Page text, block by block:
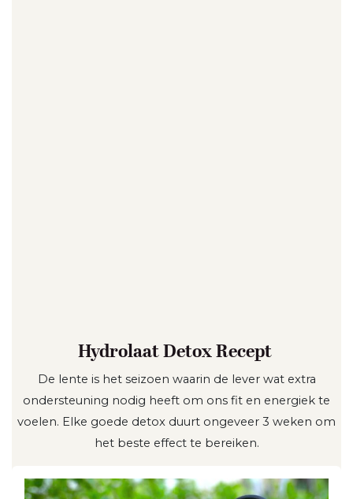
Hydrolaat Detox Recept
De lente is het seizoen waarin de lever wat extra
ondersteuning nodig heeft om ons fit en energiek te
voelen. Elke goede detox duurt ongeveer 3 weken om
het beste effect te bereiken.